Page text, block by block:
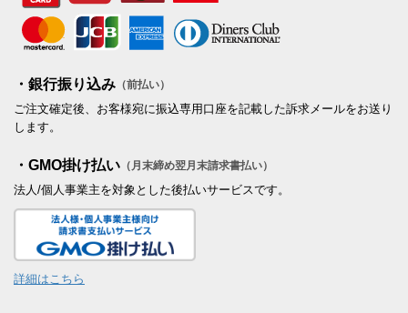
・銀行振り込み （前払い）
ご注文確定後、お客様宛に振込専用口座を記載した訴求メールをお送り
します。
・GMO掛け払い （月末締め翌月末請求書払い）
法人/個人事業主を対象とした後払いサービスです。
詳細はこちら